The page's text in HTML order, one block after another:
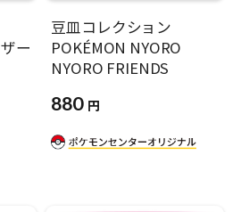
ー
豆皿コレクション
POKÉMON NYORO
NYORO FRIENDS
880 円